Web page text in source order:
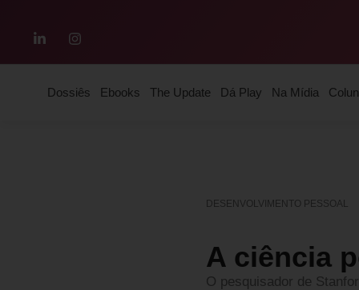
Dossiês Ebooks The Update Dá Play Na Mídia
DESENVOLVIMENTO PESSOAL
A ciência
O pesquisador de